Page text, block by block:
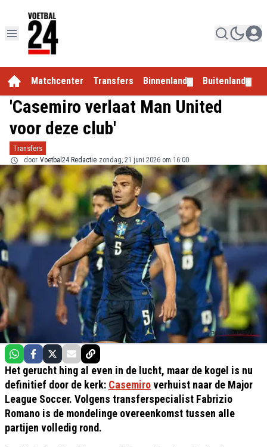
Matchcenter Transfers Binnenland Buitenland
'Casemiro verlaat Man United
voor deze club'
Transfers
door Voetbal24 Redactie zondag, 21 juni 2026 om 16:00
Het gerucht hing al even in de lucht, maar de kogel is nu
definitief door de kerk: Casemiroverhuist naar de Major
League Soccer. Volgens transferspecialist Fabrizio
Romano is de mondelinge overeenkomst tussen alle
partijen volledig rond.